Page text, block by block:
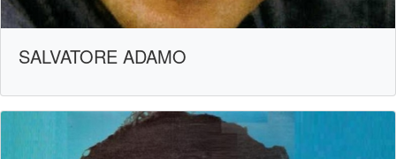
SALVATORE ADAMO